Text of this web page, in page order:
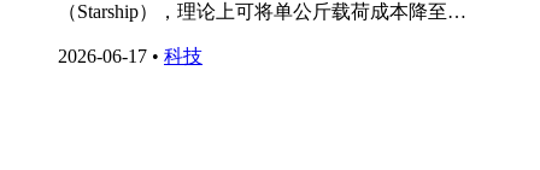
（Starship），理论上可将单公斤载荷成本降至…
2026-06-17 • 科技